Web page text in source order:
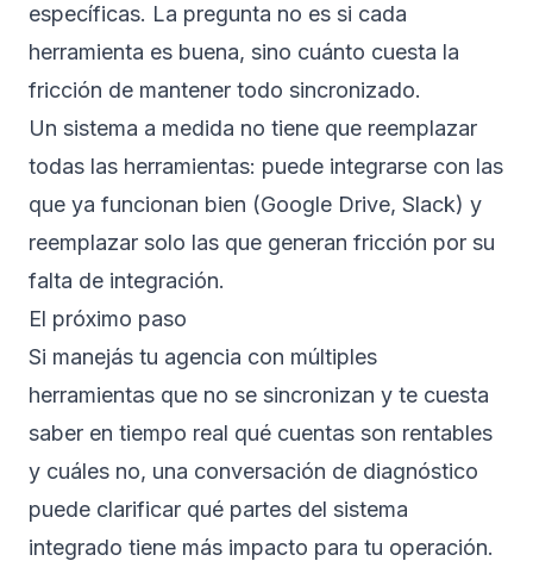
específicas. La pregunta no es si cada
herramienta es buena, sino cuánto cuesta la
fricción de mantener todo sincronizado.
Un sistema a medida no tiene que reemplazar
todas las herramientas: puede integrarse con las
que ya funcionan bien (Google Drive, Slack) y
reemplazar solo las que generan fricción por su
falta de integración.
El próximo paso
Si manejás tu agencia con múltiples
herramientas que no se sincronizan y te cuesta
saber en tiempo real qué cuentas son rentables
y cuáles no, una conversación de diagnóstico
puede clarificar qué partes del sistema
integrado tiene más impacto para tu operación.